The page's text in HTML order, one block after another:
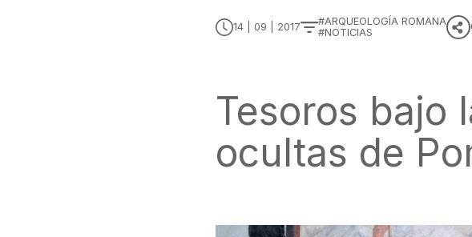
14 | 09 | 2017
ARQUEOLOGÍA ROMANA
NOTICIAS
Tesoros bajo
ocultas de